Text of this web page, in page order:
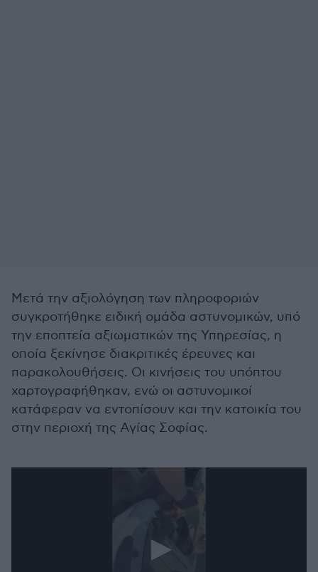
Μετά την αξιολόγηση των πληροφοριών
συγκροτήθηκε ειδική ομάδα αστυνομικών, υπό
την εποπτεία αξιωματικών της Υπηρεσίας, η
οποία ξεκίνησε διακριτικές έρευνες και
παρακολουθήσεις. Οι κινήσεις του υπόπτου
χαρτογραφήθηκαν, ενώ οι αστυνομικοί
κατάφεραν να εντοπίσουν και την κατοικία του
στην περιοχή της Αγίας Σοφίας.